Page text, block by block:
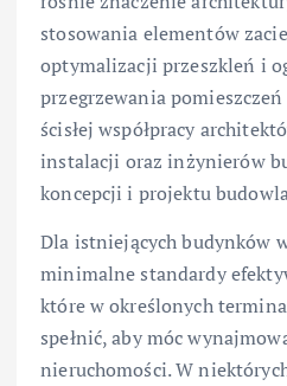
stosowania elementów
optymalizacji przeszkleń i
przegrzewania
ścisłej współpracy
instalacji oraz inżynierów
koncepcji i projektu
Dla istniejących budynków
minimalne standardy
które w określonych
spełnić, aby móc
nieruchomości. W